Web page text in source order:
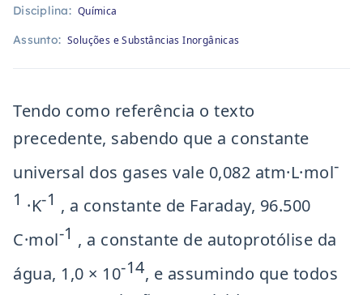
Disciplina: Química
Assunto: Soluções e Substâncias Inorgânicas
Tendo como referência o texto
precedente, sabendo que a constante
universal dos gases vale 0,082 atm·L·mol-
1 ·K-1 , a constante de Faraday, 96.500
C·mol-1 , a constante de autoprotólise da
água, 1,0 × 10-14, e assumindo que todos